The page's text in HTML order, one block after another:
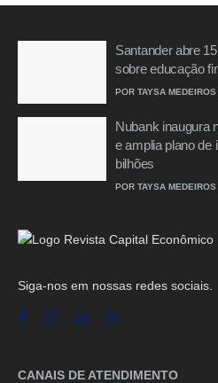
Santander abre
sobre educação
POR TAYSA MEDEIROS
Nubank inaugura
e amplia plano de
bilhões
POR TAYSA MEDEIROS
Siga-nos em nossas redes sociais.
CANAIS DE ATENDIMENTO